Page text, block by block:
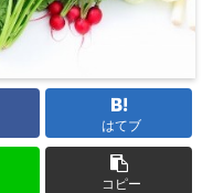
はてブ
コピー